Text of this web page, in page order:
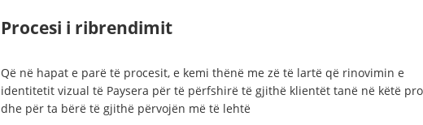
Procesi i ribrendimit
Që në hapat e parë të procesit, e kemi thënë me zë të lartë që rinovimin e
identitetit vizual të Paysera për të përfshirë të gjithë klientët tanë në këtë
dhe për ta bërë të gjithë përvojën më të lehtë